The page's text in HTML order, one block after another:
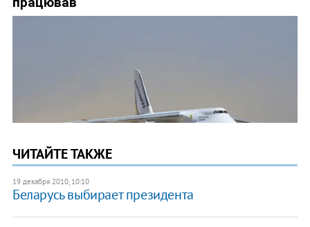
ЧИТАЙТЕ ТАКЖЕ
19 декабря 2010, 10:10
Беларусь выбирает президента